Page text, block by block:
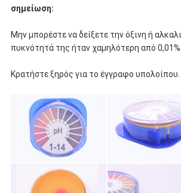
σημείωση:
Μην μπορέστε να δείξετε την όξινη ή
πυκνότητά της ήταν χαμηλότερη από 0,01%.
Κρατήστε ξηρός για το έγγραφο υπολοίπου.